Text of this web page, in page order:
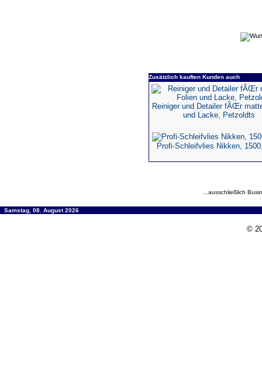
Zusätzlich kauften Kunden auch
Reiniger und Detailer fÃŒr
und Lacke, Petzoldts
Profi-Schleifvlies Nikken,
...ausschließlich
Samstag, 08. August 2026
©